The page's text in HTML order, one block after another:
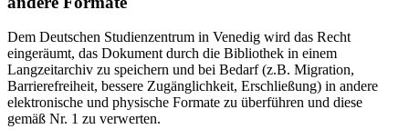
Dem Deutschen Studienzentrum in Venedig wird das Recht
eingeräumt, das Dokument durch die Bibliothek in einem
Langzeitarchiv zu speichern und bei Bedarf (z.B. Migration,
Barrierefreiheit, bessere Zugänglichkeit, Erschließung) in andere
elektronische und physische Formate zu überführen und diese
gemäß Nr. 1 zu verwerten.